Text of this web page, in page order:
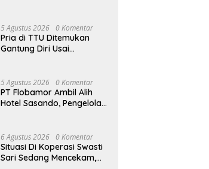
5 Agustus 2026 0 Komentar
Pria di TTU Ditemukan
Gantung Diri Usai
5 Agustus 2026 0 Komentar
PT Flobamor Ambil Alih
Hotel Sasando, Pengelola
Pemprov NTT
6 Agustus 2026 0 Komentar
Situasi Di Koperasi Swasti
Sari Sedang Mencekam,